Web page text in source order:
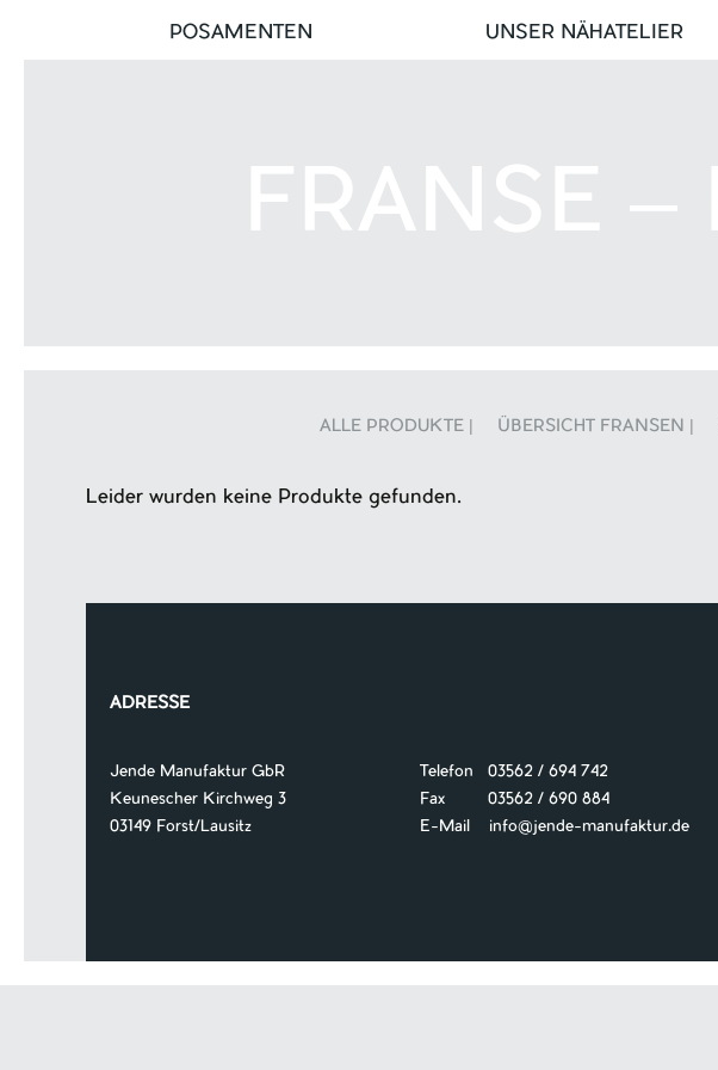
POSAMENTEN UNSER NÄHATELIER
ALLE PRODUKTE | ÜBERSICHT FRANSEN |
Leider wurden keine Produkte gefunden.
ADRESSE
Jende Manufaktur GbR
Keunescher Kirchweg 3
03149 Forst/Lausitz
Telefon 03562 / 694 742
Fax 03562 / 690 884
E-Mail
info@jende-manufaktur.de